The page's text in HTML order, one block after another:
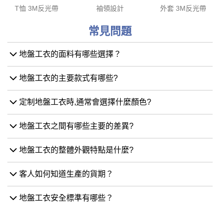
T恤 3M反光帶 袖領設計 外套 3M反光帶
常見問題
地盤工衣的面料有哪些選擇？
地盤工衣的主要款式有哪些?
定制地盤工衣時,通常會選擇什麼顏色?
地盤工衣之間有哪些主要的差異?
地盤工衣的整體外觀特點是什麼?
客人如何知道生產的貨期？
地盤工衣安全標準有哪些？